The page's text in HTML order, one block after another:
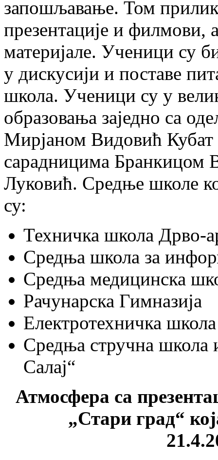
запошљавање. Том
презентације и филмови,
материјале. Ученици су
у дискусији и поставе
школа. Ученици су у
образовања заједно са
Мирјаном Видовић
сарадницима Бранкицом
Луковић. Средње школе
су:
Техничка школа Дрво-
Средња школа за
Средња медицинска
Рачунарска Гимназија
Електротехничка
Средња стручна школа
Салај“
Атмосфера са
„Стари град“